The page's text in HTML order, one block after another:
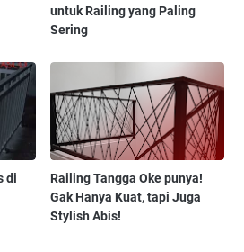
untuk Railing yang Paling
Sering
di
Railing Tangga Oke punya!
Gak Hanya Kuat, tapi Juga
Stylish Abis!